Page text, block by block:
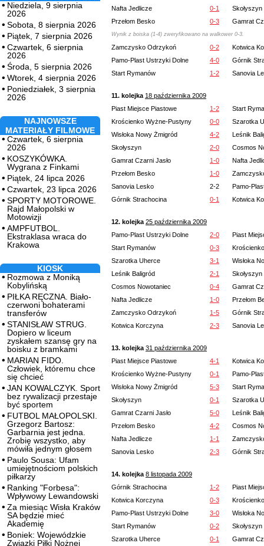
Niedziela, 9 sierpnia
2026
Sobota, 8 sierpnia 2026
Piątek, 7 sierpnia 2026
Czwartek, 6 sierpnia
2026
Środa, 5 sierpnia 2026
Wtorek, 4 sierpnia 2026
Poniedziałek, 3 sierpnia
2026
NAJNOWSZE
MATERIAŁY FILMOWE
Czwartek, 6 sierpnia
2026
KOSZYKÓWKA.
Wygrana z Finkami
Piątek, 24 lipca 2026
Czwartek, 23 lipca 2026
SPORTY MOTOROWE.
Rajd Małopolski w
Motowizji
AMPFUTBOL.
Ekstraklasa wraca do
Krakowa
KIOSK
Rozmowa z Moniką
Kobylińską
PIŁKA RĘCZNA. Biało-
czerwoni bohaterami
transferów
STANISŁAW STRUG.
Dopiero w liceum
zyskałem szansę gry na
boisku z bramkami
MARIAN FIDO.
Człowiek, któremu chce
się chcieć
JAN KOWALCZYK. Sport
bez rywalizacji przestaje
być sportem
FUTBOL MAŁOPOLSKI.
Grzegorz Bartosz:
Garbarnia jest jedna.
Zrobię wszystko, aby
mówiła jednym głosem
Paulo Sousa: Ufam
umiejętnościom polskich
piłkarzy
Ranking "Forbesa":
Wpływowy Lewandowski
Za miesiąc Wisła Kraków
SA będzie mieć
Akademię
Boniek: Wojewódzkie
Związki Piłki Nożnej
Nafta Jedlicze
0-1
Skołyszyn
Przełom Besko
0-3 Gamrat
Wynik z boiska (1-4) zweryfikowano na walkower 0-3.
Zamczysko Odrzykoń 0-2
Kotwica
Pamo-Plast Ustrzyki Dolne
4-0
Górnik
Start Rymanów
1-2 Sanovia
11. kolejka 18 października 2009
Piast Miejsce Piastowe
1-2
Start
Krościenko Wyżne-Pustyny
0-0
Szarotka
Wisłoka Nowy Żmigród
4-2
Leśnik
Skołyszyn
2-0
Cosmos
Gamrat Czarni Jasło
1-0
Nafta
Przełom Besko
1-0
Sanovia Lesko
2-2
Pamo-
Górnik Strachocina
0-1 Kotwica
12. kolejka 25 października 2009
Pamo-Plast Ustrzyki Dolne
2-0
Piast
Start Rymanów
0-3
Szarotka Uherce
3-1
Wisłoka
Leśnik Baligród
2-1
Skołyszyn
Cosmos Nowotaniec
0-4
Gamrat
Nafta Jedlicze
1-0
Przełom
Zamczysko Odrzykoń
1-5
Górnik
Kotwica Korczyna
2-3 Sanovia
13. kolejka 31 października 2009
Piast Miejsce Piastowe
4-1
Kotwica
Krościenko Wyżne-Pustyny
0-1
Pamo-
Wisłoka Nowy Żmigród
5-3
Start
Skołyszyn
0-1
Szarotka
Gamrat Czarni Jasło
5-0
Leśnik
Przełom Besko
4-2
Cosmos
Nafta Jedlicze
1-1
Sanovia Lesko
2-3 Górnik
14. kolejka 8 listopada 2009
Górnik Strachocina
1-2
Piast
Kotwica Korczyna
0-3
Pamo-Plast Ustrzyki Dolne
3-0
Wisłoka
Start Rymanów
0-2
Skołyszyn
Szarotka Uherce
0-1 Gamrat